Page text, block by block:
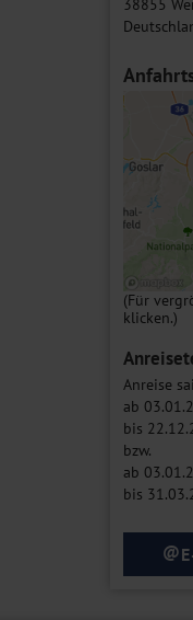
38855
(Für
klicken.)
Anreise
ab
bis
bzw.
ab
bis
@